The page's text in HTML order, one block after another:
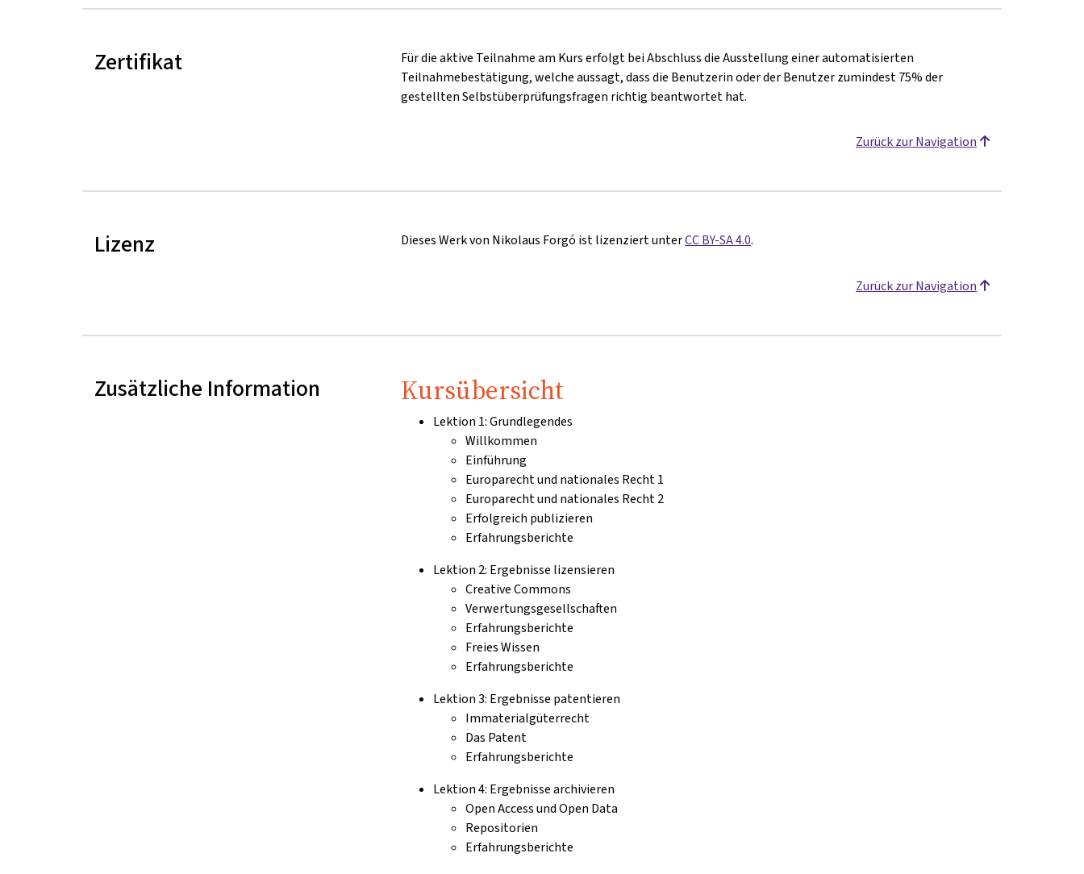
Zertifikat
Für die aktive Teilnahme am Kurs erfolgt bei Abschluss die Ausstellung einer automatisierten
Teilnahmebestätigung, welche aussagt, dass die Benutzerin oder der Benutzer zumindest 75% der
gestellten Selbstüberprüfungsfragen richtig beantwortet hat.
Zurück zur Navigation
Lizenz Dieses Werk von Nikolaus Forgó ist lizenziert unterCC BY-SA 4.0.
Zurück zur Navigation
Zusätzliche Information Kursübersicht
Lektion 1: Grundlegendes
Willkommen
Einführung
Europarecht und nationales Recht 1
Europarecht und nationales Recht 2
Erfolgreich publizieren
Erfahrungsberichte
Lektion 2: Ergebnisse lizensieren
Creative Commons
Verwertungsgesellschaften
Erfahrungsberichte
Freies Wissen
Erfahrungsberichte
Lektion 3: Ergebnisse patentieren
Immaterialgüterrecht
Das Patent
Erfahrungsberichte
Lektion 4: Ergebnisse archivieren
Open Access und Open Data
Repositorien
Erfahrungsberichte